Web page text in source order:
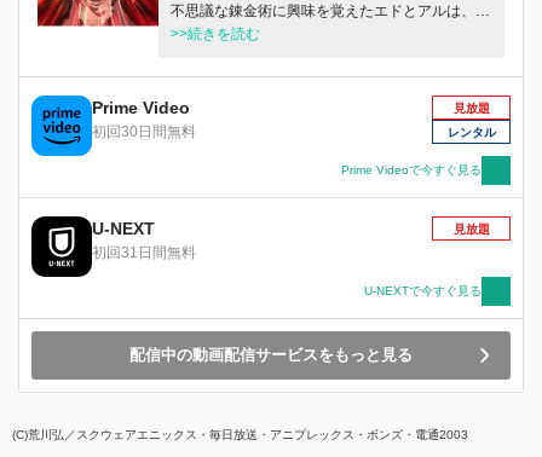
不思議な錬金術に興味を覚えたエドとアルは、彼
を追い西の大国、クレタとの国境を目指す。そこ
を囲まれた街だった。
>>続きを読む
Prime Video
初回30日間無料
見放題
レンタル
Prime Videoで今すぐ見る
U-NEXT
初回31日間無料
見放題
U-NEXTで今すぐ見る
配信中の動画配信サービスをもっと見る
(C)荒川弘／スクウェアエニックス・毎日放送・アニプレックス・ボンズ・電通2003